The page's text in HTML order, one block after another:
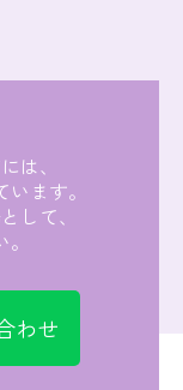
は、
ます。
して、
わせ